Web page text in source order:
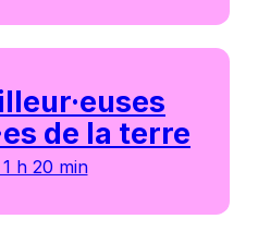
de la terre
h 20 min